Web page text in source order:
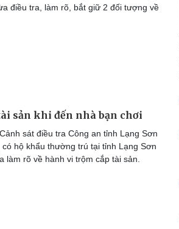
điều tra, làm rõ, bắt giữ 2 đối tượng về
sản khi đến nhà bạn chơi
sát điều tra Công an tỉnh Lạng Sơn
hộ khẩu thường trú tại tỉnh Lạng Sơn
làm rõ về hành vi trộm cắp tài sản.